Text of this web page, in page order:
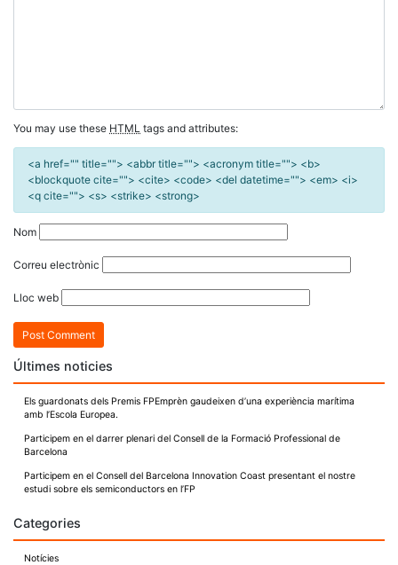
You may use these HTML tags and attributes:
<a href="" title=""> <abbr title=""> <acronym title=""> <b>
<blockquote cite=""> <cite> <code> <del datetime=""> <em> <i>
<q cite=""> <s> <strike> <strong>
Nom
Correu electrònic
Lloc web
Últimes noticies
Els guardonats dels Premis FPEmprèn gaudeixen d’una experiència marítima
amb l’Escola Europea.
Participem en el darrer plenari del Consell de la Formació Professional de
Barcelona
Participem en el Consell del Barcelona Innovation Coast presentant el nostre
estudi sobre els semiconductors en l’FP
Categories
Notícies